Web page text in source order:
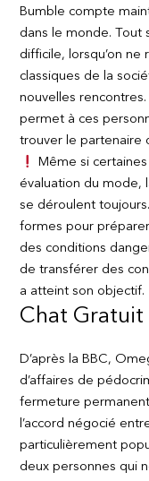
Bumble compte
dans le monde. Tout
difficile, lorsqu’on ne
classiques de la
nouvelles
permet à ces
trouver le partenaire
Même si
évaluation du mode,
se déroulent
formes pour
des conditions
de transférer des
a atteint son objectif.
Chat Gratuit
D’après la BBC,
d’affaires de
fermeture
l’accord négocié
particulièrement
deux personnes qui